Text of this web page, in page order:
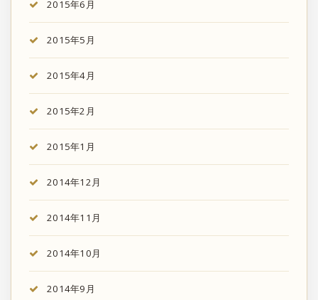
2015年6月
2015年5月
2015年4月
2015年2月
2015年1月
2014年12月
2014年11月
2014年10月
2014年9月